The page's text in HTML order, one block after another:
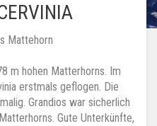
Mattehorn
m hohen Matterhorns. Im
erstmals geflogen. Die
Grandios war sicherlich
Gute Unterkünfte,